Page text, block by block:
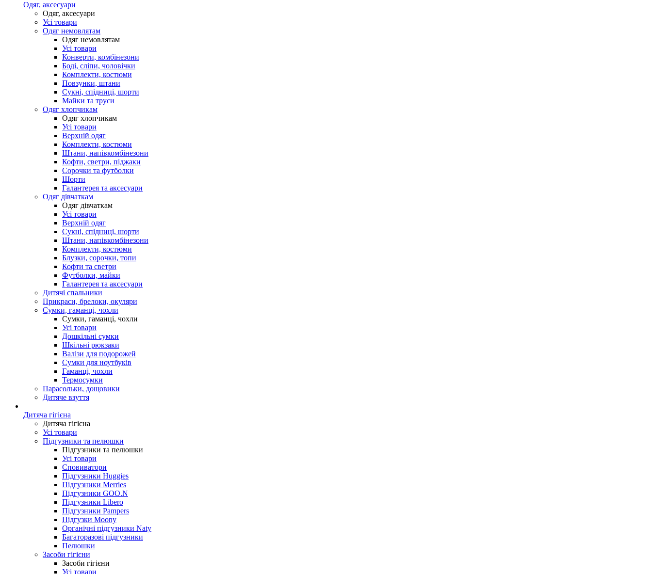
Одяг, аксесуари
Одяг, аксесуари
Усі товари
Одяг немовлятам
Одяг немовлятам
Усі товари
Конверти, комбінезони
Боді, сліпи, чоловічки
Комплекти, костюми
Повзунки, штани
Сукні, спідниці, шорти
Майки та труси
Одяг хлопчикам
Одяг хлопчикам
Усі товари
Верхній одяг
Комплекти, костюми
Штани, напівкомбінезони
Кофти, светри, піджаки
Сорочки та футболки
Шорти
Галантерея та аксесуари
Одяг дівчаткам
Одяг дівчаткам
Усі товари
Верхній одяг
Сукні, спідниці, шорти
Штани, напівкомбінезони
Комплекти, костюми
Блузки, сорочки, топи
Кофти та светри
Футболки, майки
Галантерея та аксесуари
Дитячі спальники
Прикраси, брелоки, окуляри
Сумки, гаманці, чохли
Сумки, гаманці, чохли
Усі товари
Дошкільні сумки
Шкільні рюкзаки
Валізи для подорожей
Сумки для ноутбуків
Гаманці, чохли
Термосумки
Парасольки, дощовики
Дитяче взуття
Дитяча гігієна
Дитяча гігієна
Усі товари
Підгузники та пелюшки
Підгузники та пелюшки
Усі товари
Сповиватори
Підгузники Huggies
Підгузники Merries
Підгузники GOO.N
Підгузники Libero
Підгузники Pampers
Підгузки Moony
Органічні підгузники Naty
Багаторазові підгузники
Пелюшки
Засоби гігієни
Засоби гігієни
Усі товари